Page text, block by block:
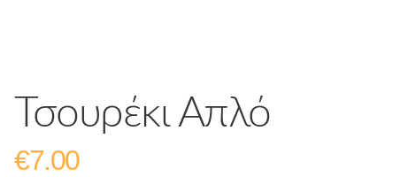
Τσουρέκι Απλό
€7.00